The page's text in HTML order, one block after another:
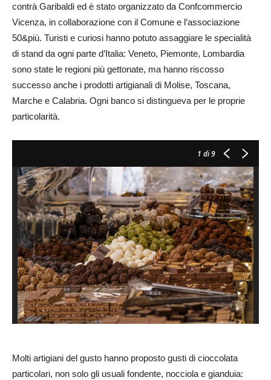
contrà Garibaldi ed è stato organizzato da Confcommercio
Vicenza, in collaborazione con il Comune e l’associazione
50&più. Turisti e curiosi hanno potuto assaggiare le specialità
di stand da ogni parte d’Italia: Veneto, Piemonte, Lombardia
sono state le regioni più gettonate, ma hanno riscosso
successo anche i prodotti artigianali di Molise, Toscana,
Marche e Calabria. Ogni banco si distingueva per le proprie
particolarità.
1 di 9
Molti artigiani del gusto hanno proposto gusti di cioccolata
particolari, non solo gli usuali fondente, nocciola e gianduia: